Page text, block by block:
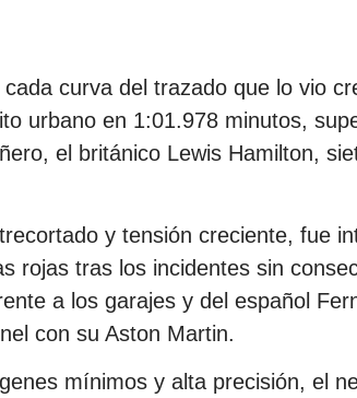
curva del trazado que lo vio
urbano en 1:01.978 minutos,
el británico Lewis Hamilton,
y tensión creciente, fue
rojas tras los incidentes sin
a los garajes y del español
con su Aston Martin.
mínimos y alta precisión, el